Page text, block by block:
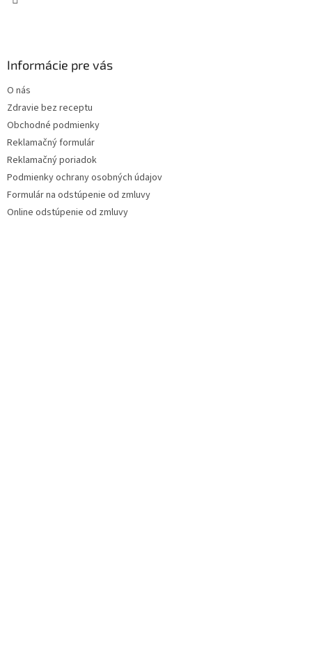
Informácie pre vás
O nás
Zdravie bez receptu
Obchodné podmienky
Reklamačný formulár
Reklamačný poriadok
Podmienky ochrany osobných údajov
Formulár na odstúpenie od zmluvy
Online odstúpenie od zmluvy